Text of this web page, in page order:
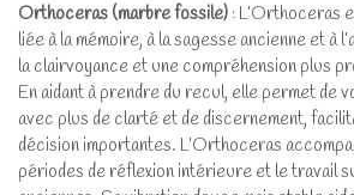
Orthoceras (marbre fossile) : L’Orthoceras
liée à la mémoire, à la sagesse ancienne et à
la clairvoyance et une compréhension plus
En aidant à prendre du recul, elle permet de
avec plus de clarté et de discernement,
décision importantes. L’Orthoceras
périodes de réflexion intérieure et le travail